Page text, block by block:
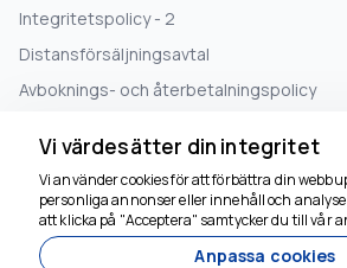
Integritetspolicy - 2
Distansförsäljningsavtal
Avboknings- och återbetalningspolicy
+90 5073575894
booking@crossroadstravel.com
Vi värdesätter din integritet
Vi använder cookies för att förbättra din
personliga annonser eller innehåll och
att klicka på "Acceptera" samtycker du till vår
Anpassa cookies